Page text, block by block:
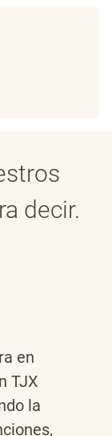
de
a través
decir.
en
TJX
la